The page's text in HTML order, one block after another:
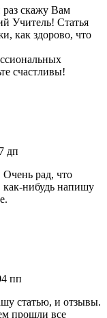
раз скажу Вам
Учитель! Статья
как здорово, что
счастливы!
дп
рад, что
как-нибудь напишу
пп
статью, и отзывы.
прошли все